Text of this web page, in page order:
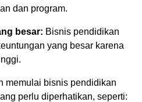
dan program.
besar: Bisnis pendidikan
yang besar karena
memulai bisnis pendidikan
perlu diperhatikan, seperti: